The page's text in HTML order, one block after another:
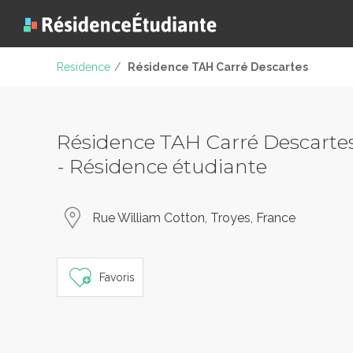
Residence / Résidence TAH Carré Descartes
Résidence TAH Carré
- Résidence étudiante
Rue William Cotton, Troyes, France
Favoris